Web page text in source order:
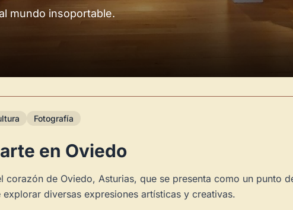
mundo insoportable.
Fotografía
en Oviedo
corazón de Oviedo, Asturias, que se presenta como un punto
diversas expresiones artísticas y creativas.